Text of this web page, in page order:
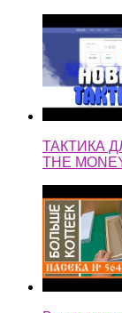
ТАКТИКА
THE